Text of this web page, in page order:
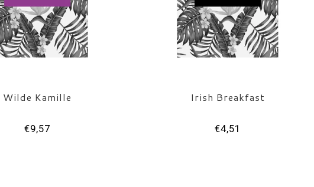
Wilde Kamille
€9,57
Irish Breakfast
€4,51